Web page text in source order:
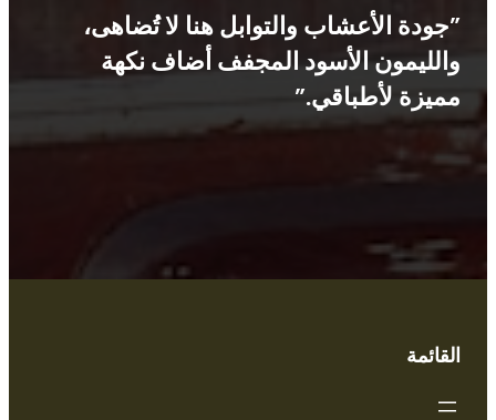
”جودة الأعشاب والتوابل هنا لا تُضاهى،
والليمون الأسود المجفف أضاف نكهة
مميزة لأطباقي.”
القائمة